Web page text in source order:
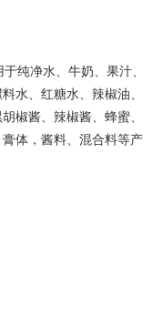
纯净水、牛奶、果汁、
水、红糖水、辣椒油、
椒酱、辣椒酱、蜂蜜、
体，酱料、混合料等产